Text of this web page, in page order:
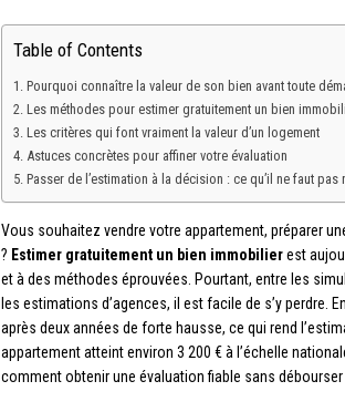
Table of Contents
Pourquoi connaître la valeur de son bien avant toute
Les méthodes pour estimer gratuitement un bien
Les critères qui font vraiment la valeur d’un logement
Astuces concrètes pour affiner votre évaluation
Passer de l’estimation à la décision : ce qu’il ne faut pas
Vous souhaitez vendre votre appartement, préparer
? Estimer gratuitement un bien immobilierest
et à des méthodes éprouvées. Pourtant, entre les
les estimations d’agences, il est facile de s’y perdre.
après deux années de forte hausse, ce qui rend
appartement atteint environ 3 200 € à l’échelle
comment obtenir une évaluation fiable sans débourser